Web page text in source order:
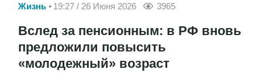
Жизнь 19:27 / 26 Июня 2026 3965
Вслед за пенсионным: в РФ вновь
предложили повысить
«молодежный» возраст